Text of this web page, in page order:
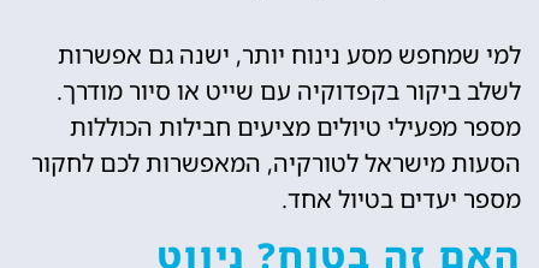
למי שמחפש מסע נינוח יותר, ישנה גם אפשרות
לשלב ביקור בקפדוקיה עם שייט או סיור מודרך.
מספר מפעילי טיולים מציעים חבילות הכוללות
הסעות מישראל לטורקיה, המאפשרות לכם לחקור
מספר יעדים בטיול אחד.
האם זה בטוח? ניווט